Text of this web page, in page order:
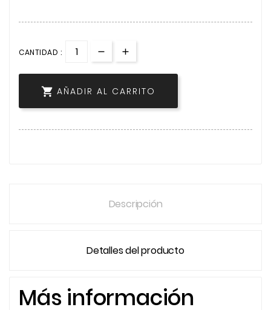
CANTIDAD :
 AÑADIR AL CARRITO
Descripción
Detalles del producto
Más información